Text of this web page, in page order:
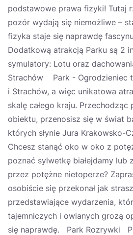
podstawowe prawa fizyki! Tutaj
pozór wydają się niemożliwe –
fizyka staje się naprawdę
Dodatkową atrakcją Parku są 2
symulatory: Lotu oraz
Strachów Park - Ogrodzieniec
i Strachów, a więc unikatowa
skalę całego kraju.
obiektu, przenosisz się w świat
których słynie Jura Krakowsko-
Chcesz stanąć oko w oko z
poznać sylwetkę białejdamy lub
przez potężne nietoperze?
osobiście się przekonał jak
przedstawiające wydarzenia,
tajemniczych i owianych grozą
się naprawdę. Park Rozrywki